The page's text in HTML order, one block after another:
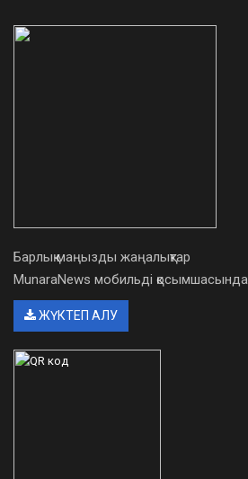
Барлық маңызды жаңалықтар
MunaraNews мобильді қосымшасында
ЖҮКТЕП АЛУ